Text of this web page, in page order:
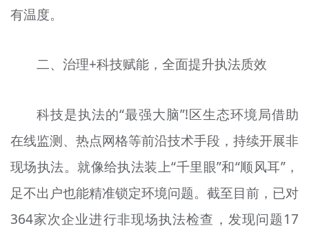
有温度。
二、治理+科技赋能，全面提升执法质效
科技是执法的“最强大脑”!区生态环境局借助
在线监测、热点网格等前沿技术手段，持续开展非
现场执法。就像给执法装上“千里眼”和“顺风耳”，
足不出户也能精准锁定环境问题。截至目前，已对
364家次企业进行非现场执法检查，发现问题17